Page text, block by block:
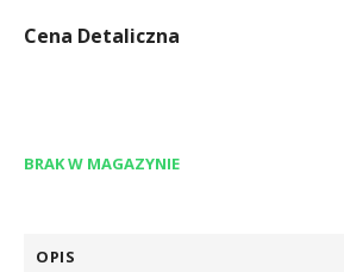
Cena Detaliczna
BRAK W MAGAZYNIE
OPIS